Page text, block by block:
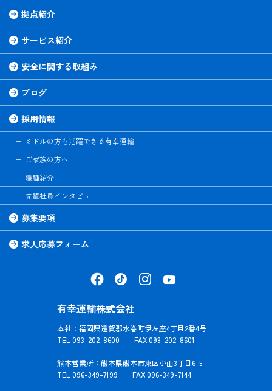
拠点紹介
サービス紹介
安全に関する取組み
ブログ
採用情報
ミドルの方も活躍できる有幸運輸
ご家族の方へ
職種紹介
先輩社員インタビュー
募集要項
求人応募フォーム
有幸運輸株式会社
本社：福岡県遠賀郡水巻町伊左座4丁目2番4号
TEL 093-202-8600 FAX 093-202-8601
熊本営業所：熊本県熊本市東区小山3丁目6-5
TEL 096-349-7199 FAX 096-349-7144